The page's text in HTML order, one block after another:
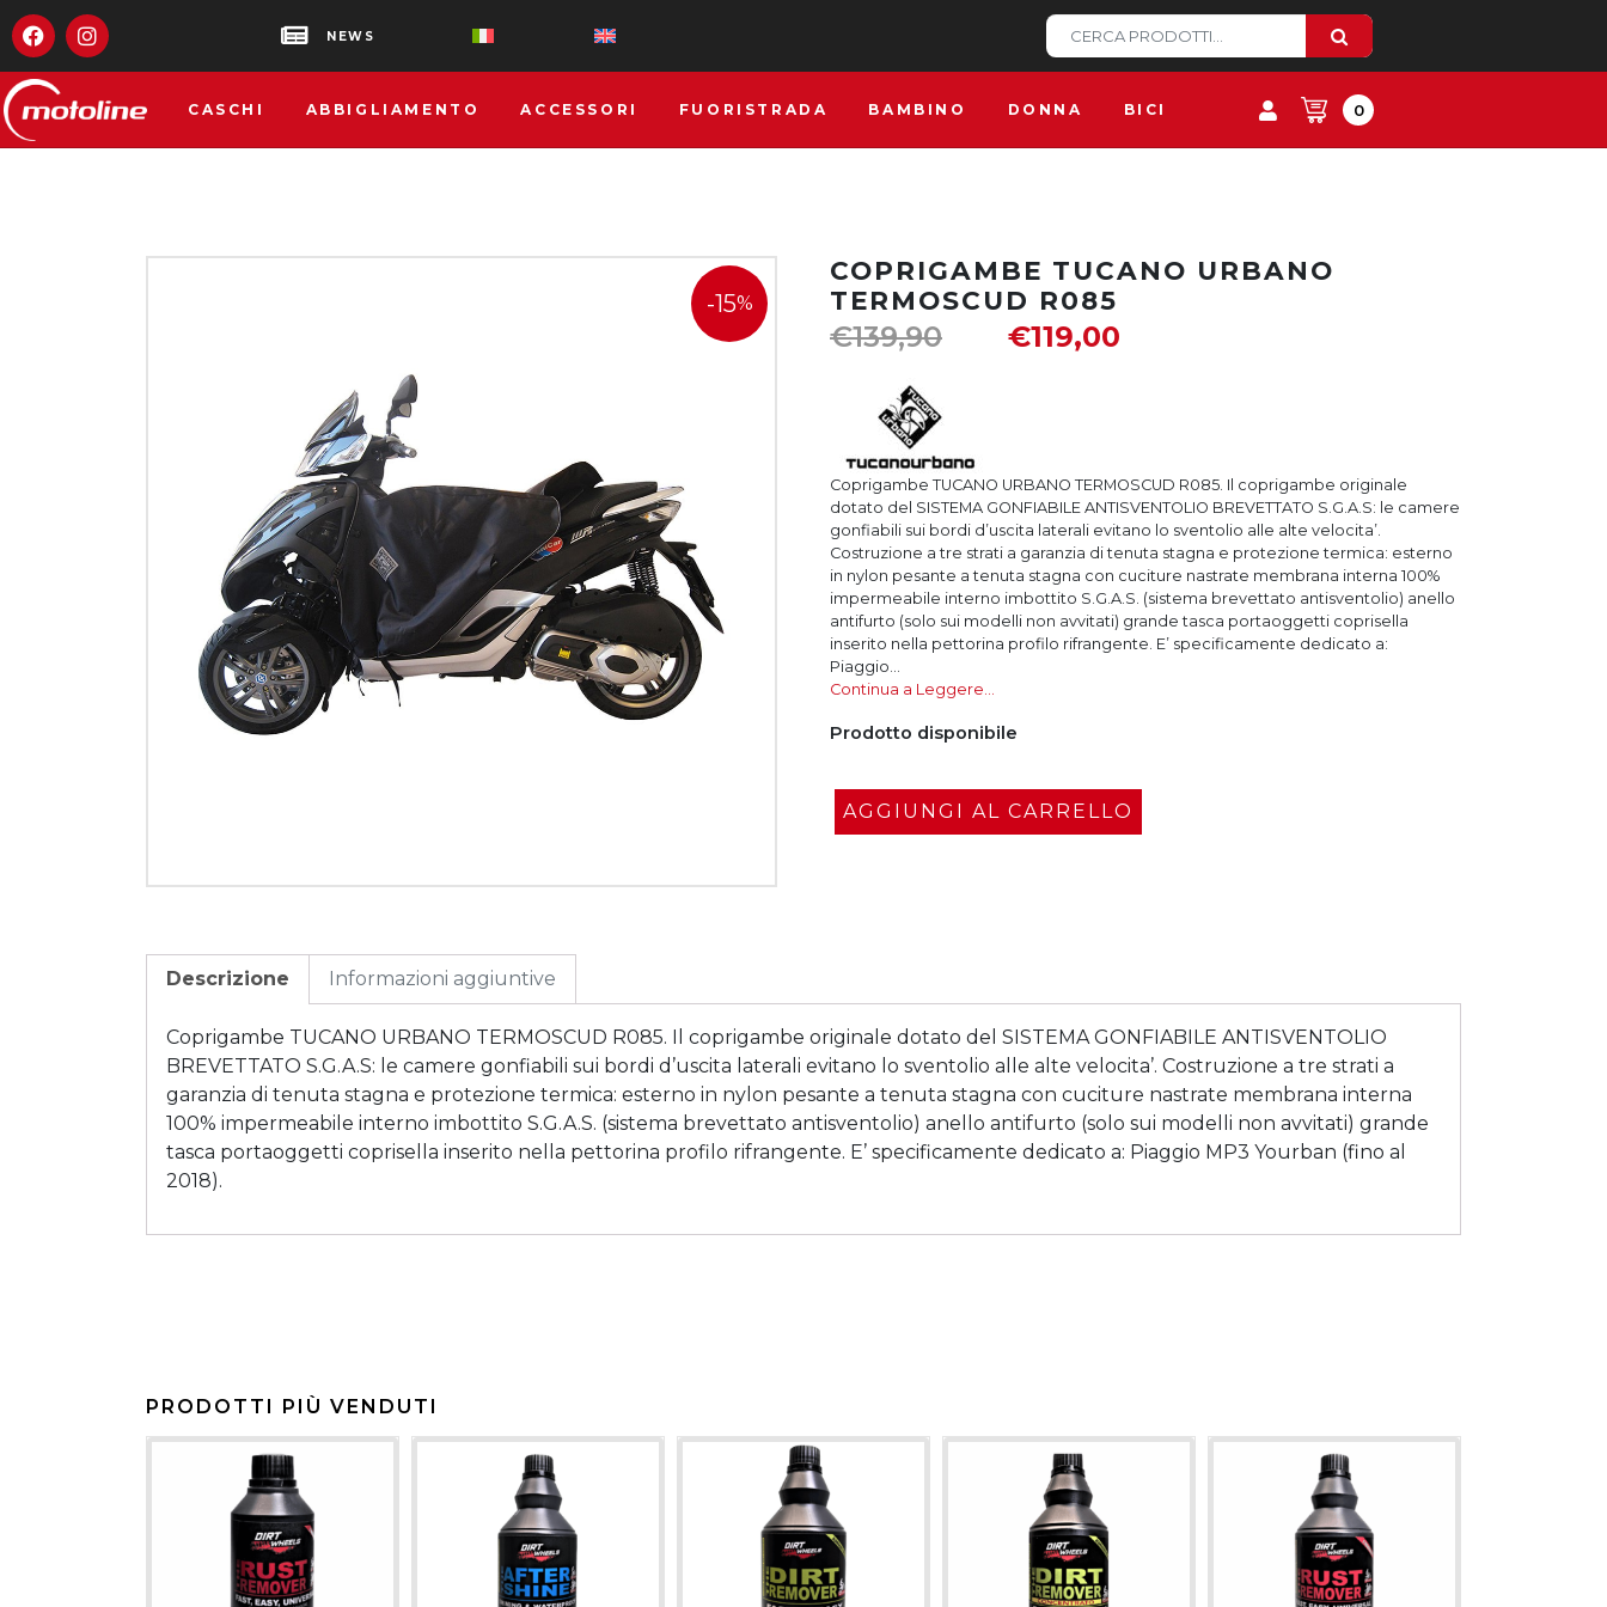
NEWS
CASCHI ABBIGLIAMENTO ACCESSORI FUORISTRADA BAMBINO DONNA BICI 0
-15%
COPRIGAMBE TUCANO URBANO
TERMOSCUD R085
€139,90 €119,00
Coprigambe TUCANO URBANO TERMOSCUD R085. Il coprigambe originale
dotato del SISTEMA GONFIABILE ANTISVENTOLIO BREVETTATO S.G.A.S: le camere
gonfiabili sui bordi d’uscita laterali evitano lo sventolio alle alte velocita’.
Costruzione a tre strati a garanzia di tenuta stagna e protezione termica: esterno
in nylon pesante a tenuta stagna con cuciture nastrate membrana interna 100%
impermeabile interno imbottito S.G.A.S. (sistema brevettato antisventolio) anello
antifurto (solo sui modelli non avvitati) grande tasca portaoggetti coprisella
inserito nella pettorina profilo rifrangente. E’ specificamente dedicato a:
Piaggio...
Continua a Leggere…
Prodotto disponibile
AGGIUNGI AL CARRELLO
Descrizione Informazioni aggiuntive
Coprigambe TUCANO URBANO TERMOSCUD R085. Il coprigambe originale dotato del SISTEMA GONFIABILE ANTISVENTOLIO
BREVETTATO S.G.A.S: le camere gonfiabili sui bordi d’uscita laterali evitano lo sventolio alle alte velocita’. Costruzione a tre strati a
garanzia di tenuta stagna e protezione termica: esterno in nylon pesante a tenuta stagna con cuciture nastrate membrana interna
100% impermeabile interno imbottito S.G.A.S. (sistema brevettato antisventolio) anello antifurto (solo sui modelli non avvitati) grande
tasca portaoggetti coprisella inserito nella pettorina profilo rifrangente. E’ specificamente dedicato a: Piaggio MP3 Yourban (fino al
2018).
PRODOTTI PIÙ VENDUTI